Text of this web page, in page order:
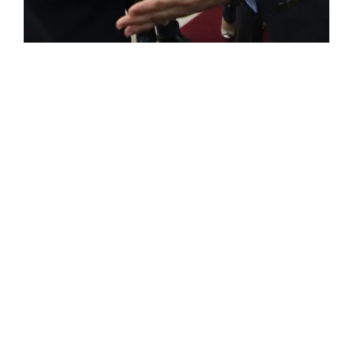
ROSE VALLAND, HEROÏNE DE LA RESISTANCE